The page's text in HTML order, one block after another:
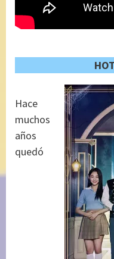
Hace
muchos
años
quedó